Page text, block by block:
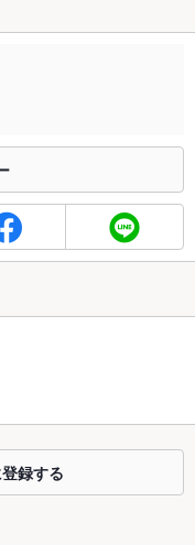
録する